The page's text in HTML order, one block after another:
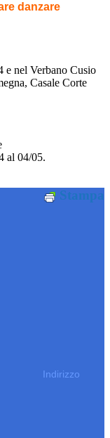
danzare
e nel Verbano Cusio
Casale Corte
al 04/05.
Stampa
Indirizzo